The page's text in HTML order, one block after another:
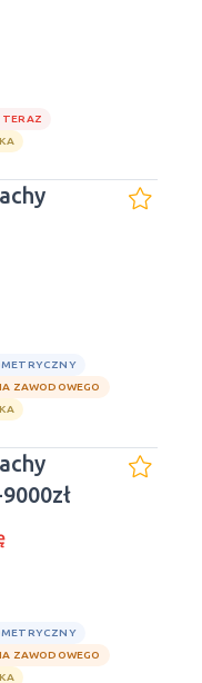
TERAZ
ZAWODOWEGO
ZAWODOWEGO